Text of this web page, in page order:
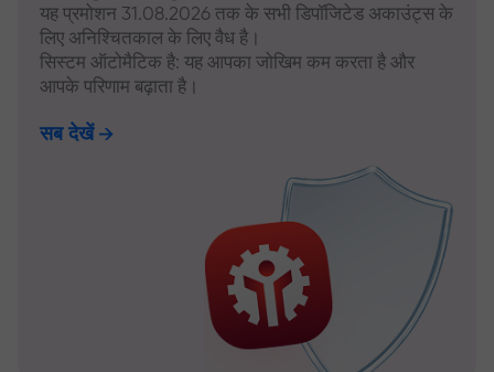
यह प्रमोशन 31.08.2026 तक के सभी डिपॉजिटेड अकाउंट्स के
लिए अनिश्चितकाल के लिए वैध है।
सिस्टम ऑटोमैटिक है: यह आपका जोखिम कम करता है और
आपके परिणाम बढ़ाता है।
सब देखें